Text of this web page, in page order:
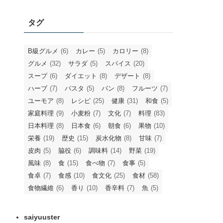
タグ
B級グルメ (6) カレー (5) カロリー (8)
グルメ (32) サラダ (5) スパイス (20)
スープ (6) ダイエット (8) デザート (8)
ハーブ (7) パスタ (5) パン (8) フルーツ (7)
ユーモア (8) レシピ (25) 健康 (31) 和食 (5)
家庭料理 (9) 小麦粉 (7) 文化 (7) 料理 (83)
日本料理 (8) 日本食 (6) 朝食 (6) 果物 (10)
栄養 (19) 歴史 (15) 炭水化物 (8) 甘味 (7)
皮肉 (5) 脇役 (6) 調味料 (14) 野菜 (19)
風味 (8) 食 (15) 食べ物 (7) 食事 (5)
食卓 (7) 食感 (10) 食文化 (25) 食材 (58)
食物繊維 (6) 香り (10) 香辛料 (7) 魚 (5)
saiyuuster